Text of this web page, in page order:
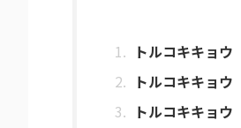
トルコキキョ
トルコキキョ
トルコキキョ